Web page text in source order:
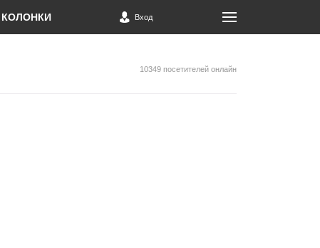
КОЛОНКИ Вход
10349 посетителей онлайн